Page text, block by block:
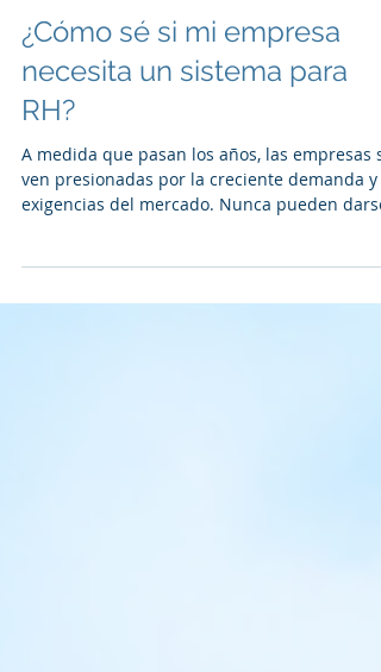
¿Cómo sé si mi empresa
necesita un sistema para
RH?
A medida que pasan los años, las empresas
exigencias del mercado. Nunca pueden darse